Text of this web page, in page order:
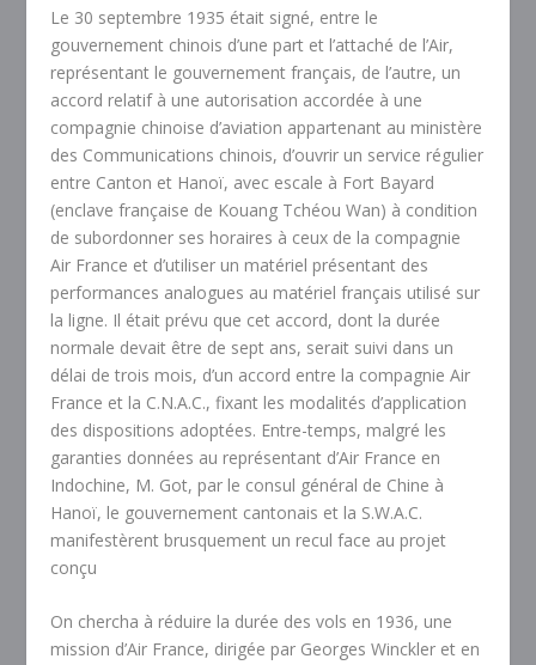
Le 30 septembre 1935 était signé, entre le
gouvernement chinois d’une part et l’attaché de l’Air,
représentant le gouvernement français, de l’autre, un
accord relatif à une autorisation accordée à une
compagnie chinoise d’aviation appartenant au ministère
des Communications chinois, d’ouvrir un service régulier
entre Canton et Hanoï, avec escale à Fort Bayard
(enclave française de Kouang Tchéou Wan) à condition
de subordonner ses horaires à ceux de la compagnie
Air France et d’utiliser un matériel présentant des
performances analogues au matériel français utilisé sur
la ligne. Il était prévu que cet accord, dont la durée
normale devait être de sept ans, serait suivi dans un
délai de trois mois, d’un accord entre la compagnie Air
France et la C.N.A.C., fixant les modalités d’application
des dispositions adoptées. Entre-temps, malgré les
garanties données au représentant d’Air France en
Indochine, M. Got, par le consul général de Chine à
Hanoï, le gouvernement cantonais et la S.W.A.C.
manifestèrent brusquement un recul face au projet
conçu
On chercha à réduire la durée des vols en 1936, une
mission d’Air France, dirigée par Georges Winckler et en